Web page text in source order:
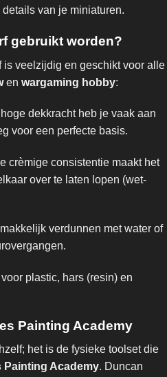
van je miniaturen.
gebruikt worden?
is veelzijdig en geschikt voor alle
en wargaming hobby:
dekkracht heb je vaak aan
voor een perfecte basis.
crèmige consistentie maakt het
over te laten lopen (wet-
verdunnen met water of
plastic, hars (resin) en
Painting Academy
het is de fysieke toolset die
Painting Academy. Duncan